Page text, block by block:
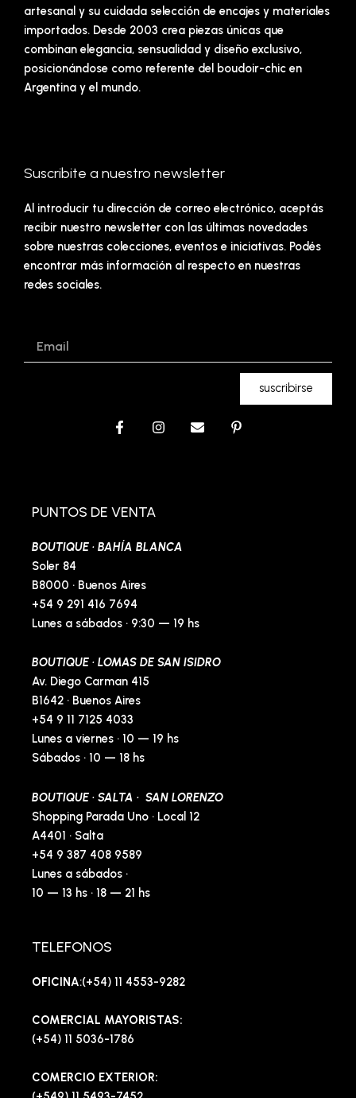
artesanal y su cuidada selección de encajes y materiales
importados. Desde 2003 crea piezas únicas que
combinan elegancia, sensualidad y diseño exclusivo,
posicionándose como referente del boudoir-chic en
Argentina y el mundo.
Suscribite a nuestro newsletter
Al introducir tu dirección de correo electrónico, aceptás
recibir nuestro newsletter con las últimas novedades
sobre nuestras colecciones, eventos e iniciativas. Podés
encontrar más información al respecto en nuestras
redes sociales.
suscribirse
F
a
o
k
f
I
E
P
PUNTOS DE VENTA
BOUTIQUE · BAHÍA BLANCA
Soler 84
B8000 · Buenos Aires
+54 9 291 416 7694
Lunes a sábados · 9:30 — 19 hs
BOUTIQUE · LOMAS DE SAN ISIDRO
Av. Diego Carman 415
B1642 · Buenos Aires
+54 9 11 7125 4033
Lunes a viernes · 10 — 19 hs
Sábados · 10 — 18 hs
BOUTIQUE · SALTA · SAN LORENZO
Shopping Parada Uno · Local 12
A4401 · Salta
+54 9 387 408 9589
Lunes a sábados ·
10 — 13 hs · 18 — 21 hs
TELEFONOS
OFICINA:(+54) 11 4553-9282
COMERCIAL MAYORISTAS:
(+54) 11 5036-1786
COMERCIO EXTERIOR: